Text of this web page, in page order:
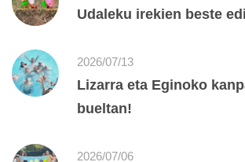
Udaleku irekien beste
2026/07/13
Lizarra eta Eginoko
bueltan!
2026/07/06